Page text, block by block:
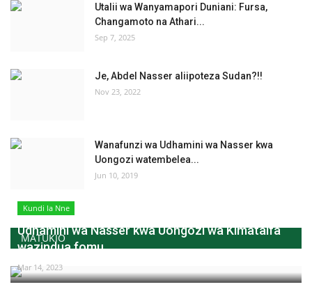
Utalii wa Wanyamapori Duniani: Fursa,
Changamoto na Athari...
Sep 7, 2025
Je, Abdel Nasser aliipoteza Sudan?!!
Nov 23, 2022
Wanafunzi wa Udhamini wa Nasser kwa
Uongozi watembelea...
Jun 10, 2019
MATUKIO
Kundi la Nne
Udhamini wa Nasser kwa Uongozi wa Kimataifa
wazindua fomu...
Mar 14, 2023